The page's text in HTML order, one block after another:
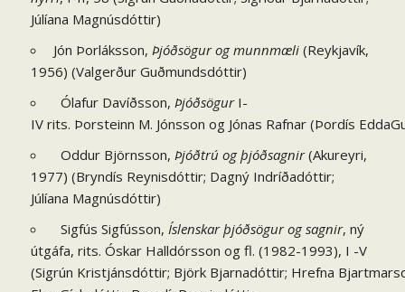
Júlíana Magnúsdóttir)
Jón Þorláksson, Þjóðsögur og munnmæli(Reykjavík,
1956) (Valgerður Guðmundsdóttir)
Ólafur Davíðsson, ÞjóðsögurI-
IV rits. Þorsteinn M. Jónsson og Jónas Rafnar (Þordís
Oddur Björnsson, Þjóðtrú og þjóðsagnir(Akureyri,
1977) (Bryndís Reynisdóttir; Dagný Indríðadóttir;
Júlíana Magnúsdóttir)
Sigfús Sigfússon, Íslenskar þjóðsögur og sagnir, ný
útgáfa, rits. Óskar Halldórsson og fl. (1982-1993), I -V
(Sigrún Kristjánsdóttir; Björk Bjarnadóttir; Hrefna